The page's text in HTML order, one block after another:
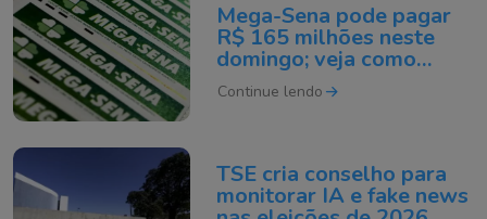
Mega-Sena pode pagar
R$ 165 milhões neste
domingo; veja como
apostar
Continue lendo
TSE cria conselho para
monitorar IA e fake news